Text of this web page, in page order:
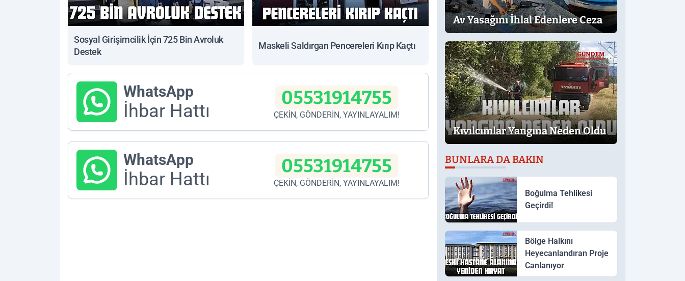
Sosyal Girişimcilik İçin 725 Bin Avroluk
Destek
Maskeli Saldırgan Pencereleri Kırıp Kaçtı
WhatsApp
İhbar Hattı
05531914755
ÇEKİN, GÖNDERİN, YAYINLAYALIM!
WhatsApp
İhbar Hattı
05531914755
ÇEKİN, GÖNDERİN, YAYINLAYALIM!
Av Yasağını İhlal Edenlere Ceza
Kıvılcımlar Yangına Neden Oldu
BUNLARA DA BAKIN
Boğulma Tehlikesi
Geçirdi!
Bölge Halkını
Heyecanlandıran Proje
Canlanıyor